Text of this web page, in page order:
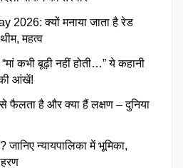
2026: क्यों मनाया जाता है रेड
महत्व
कभी बूढ़ी नहीं होती…” ये कहानी
आंखें!
फैलता है और क्या हैं लक्षण – दुनिया
जानिए न्यायपालिका में भूमिका,